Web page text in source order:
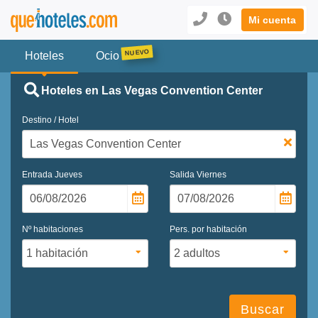
Mi cuenta
Hoteles Ocio
Hoteles en Las Vegas Convention Center
Destino / Hotel
Entrada Jueves Salida Viernes
Nº habitaciones Pers. por habitación
Buscar